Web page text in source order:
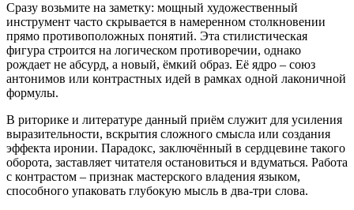
Сразу возьмите на заметку: мощный художественный
инструмент часто скрывается в намеренном столкновении
прямо противоположных понятий. Эта стилистическая
фигура строится на логическом противоречии, однако
рождает не абсурд, а новый, ёмкий образ. Её ядро – союз
антонимов или контрастных идей в рамках одной лаконичной
формулы.
В риторике и литературе данный приём служит для усиления
выразительности, вскрытия сложного смысла или создания
эффекта иронии. Парадокс, заключённый в сердцевине такого
оборота, заставляет читателя остановиться и вдуматься. Работа
с контрастом – признак мастерского владения языком,
способного упаковать глубокую мысль в два-три слова.